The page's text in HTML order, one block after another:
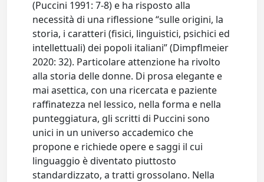
(Puccini 1991: 7-8) e ha risposto alla
necessità di una riflessione “sulle origini, la
storia, i caratteri (fisici, linguistici, psichici ed
intellettuali) dei popoli italiani” (Dimpflmeier
2020: 32). Particolare attenzione ha rivolto
alla storia delle donne. Di prosa elegante e
mai asettica, con una ricercata e paziente
raffinatezza nel lessico, nella forma e nella
punteggiatura, gli scritti di Puccini sono
unici in un universo accademico che
propone e richiede opere e saggi il cui
linguaggio è diventato piuttosto
standardizzato, a tratti grossolano. Nella